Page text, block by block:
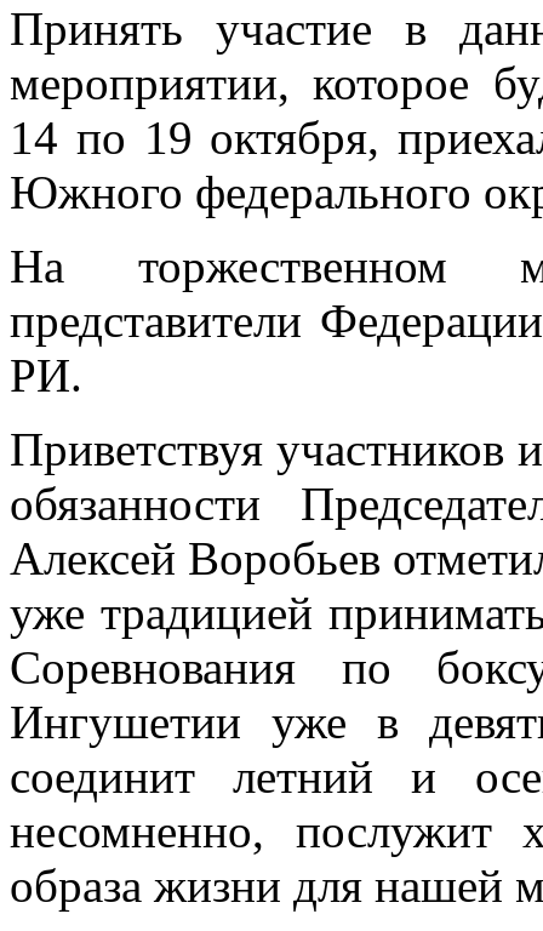
Принять участие в
мероприятии, которое
14 по 19 октября,
Южного федерального
На торжественном
представители
РИ.
Приветствуя
обязанности
Алексей Воробьев
уже традицией
Соревнования по
Ингушетии уже в
соединит летний и
несомненно, послужит
образа жизни для нашей